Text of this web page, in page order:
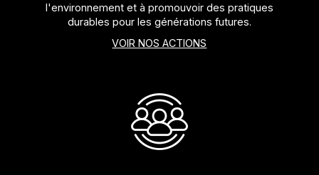
l'environnement et à promouvoir des pratiques
durables pour les générations futures.
VOIR NOS ACTIONS